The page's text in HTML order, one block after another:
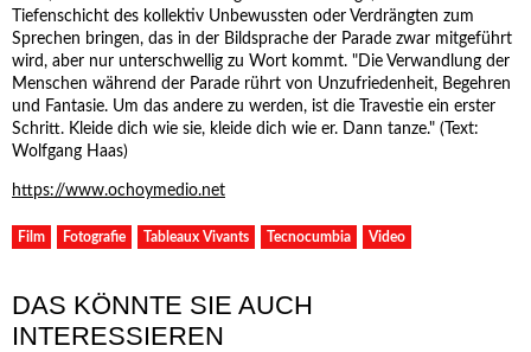
Tiefenschicht des kollektiv Unbewussten oder Verdrängten zum
Sprechen bringen, das in der Bildsprache der Parade zwar mitgeführt
wird, aber nur unterschwellig zu Wort kommt. "Die Verwandlung der
Menschen während der Parade rührt von Unzufriedenheit, Begehren
und Fantasie. Um das andere zu werden, ist die Travestie ein erster
Schritt. Kleide dich wie sie, kleide dich wie er. Dann tanze." (Text:
Wolfgang Haas)
https://www.ochoymedio.net
Film Fotografie Tableaux Vivants Tecnocumbia Video
DAS KÖNNTE SIE AUCH
INTERESSIEREN